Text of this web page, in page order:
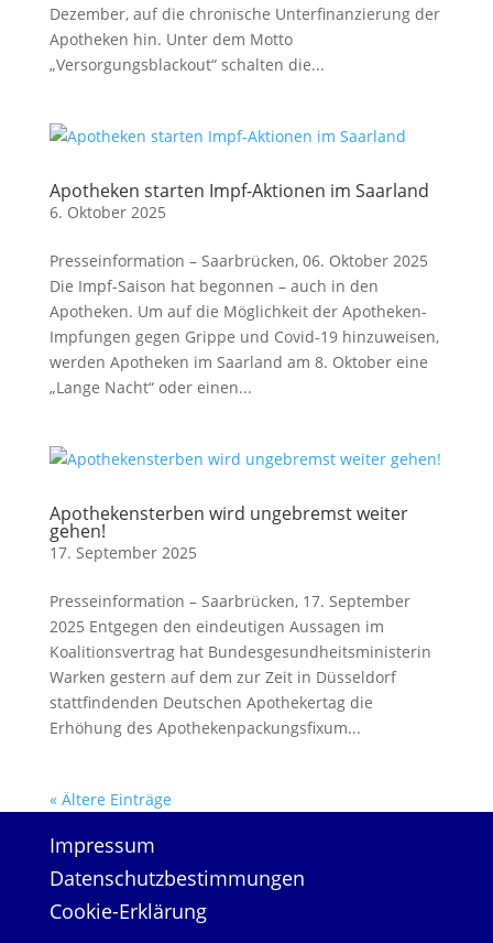
Dezember, auf die chronische Unterfinanzierung der
Apotheken hin. Unter dem Motto
„Versorgungsblackout“ schalten die...
Apotheken starten Impf-Aktionen im Saarland
6. Oktober 2025
Presseinformation – Saarbrücken, 06. Oktober 2025
Die Impf-Saison hat begonnen – auch in den
Apotheken. Um auf die Möglichkeit der Apotheken-
Impfungen gegen Grippe und Covid-19 hinzuweisen,
werden Apotheken im Saarland am 8. Oktober eine
„Lange Nacht“ oder einen...
Apothekensterben wird ungebremst weiter
gehen!
17. September 2025
Presseinformation – Saarbrücken, 17. September
2025 Entgegen den eindeutigen Aussagen im
Koalitionsvertrag hat Bundesgesundheitsministerin
Warken gestern auf dem zur Zeit in Düsseldorf
stattfindenden Deutschen Apothekertag die
Erhöhung des Apothekenpackungsfixum...
« Ältere Einträge
Impressum
Datenschutzbestimmungen
Cookie-Erklärung